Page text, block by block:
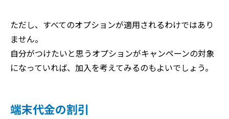
ただし、すべてのオプションが適用されるわけではあり
ません。
自分がつけたいと思うオプションがキャンペーンの対象
になっていれば、加入を考えてみるのもよいでしょう。
端末代金の割引